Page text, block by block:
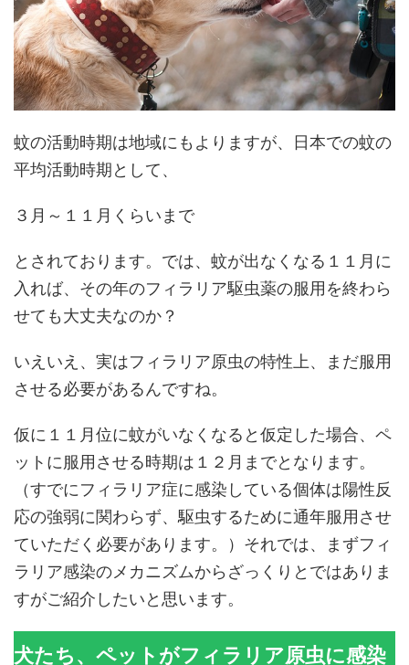
蚊の活動時期は地域にもよりますが、日本での蚊の
平均活動時期として、
３月～１１月くらいまで
とされております。では、蚊が出なくなる１１月に
入れば、その年のフィラリア駆虫薬の服用を終わら
せても大丈夫なのか？
いえいえ、実はフィラリア原虫の特性上、まだ服用
させる必要があるんですね。
仮に１１月位に蚊がいなくなると仮定した場合、ペ
ットに服用させる時期は１２月までとなります。
（すでにフィラリア症に感染している個体は陽性反
応の強弱に関わらず、駆虫するために通年服用させ
ていただく必要があります。）それでは、まずフィ
ラリア感染のメカニズムからざっくりとではありま
すがご紹介したいと思います。
犬たち、ペットがフィラリア原虫に感染